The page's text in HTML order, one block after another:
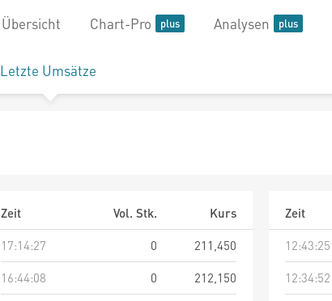
Übersicht Chart-Pro Analysen
Letzte Umsätze
Zeit Vol. Stk.
Kurs
17:14:27
0
211,450
16:44:08
0
212,150
Zeit
12:43:25
12:34:52